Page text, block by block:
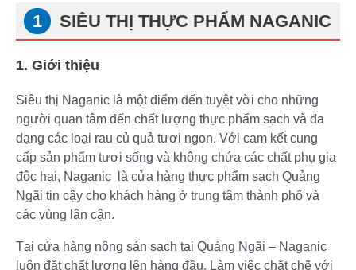
SIÊU THỊ THỰC PHẨM NAGANIC
1. Giới thiệu
Siêu thị Naganic là một điểm đến tuyệt vời cho những
người quan tâm đến chất lượng thực phẩm sạch và đa
dạng các loại rau củ quả tươi ngon. Với cam kết cung
cấp sản phẩm tươi sống và không chứa các chất phụ gia
độc hại, Naganic là cửa hàng thực phẩm sạch Quảng
Ngãi tin cậy cho khách hàng ở trung tâm thành phố và
các vùng lân cận.
Tại cửa hàng nông sản sạch tại Quảng Ngãi – Naganic
luôn đặt chất lượng lên hàng đầu. Làm việc chặt chẽ với